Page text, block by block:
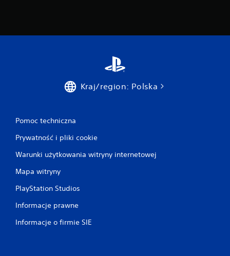
Kraj/region: Polska
Pomoc techniczna
Prywatność i pliki cookie
Warunki użytkowania witryny internetowej
Mapa witryny
PlayStation Studios
Informacje prawne
Informacje o firmie SIE